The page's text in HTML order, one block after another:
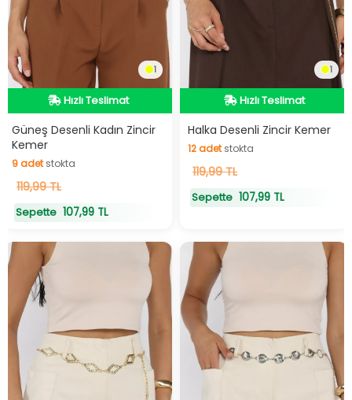
1
Hızlı Teslimat
Hızlı Teslimat
Güneş Desenli Kadın Zincir
Kemer
9adetstokta
9adetstokta
119,99 TL
Sepette 107,99 TL
1
Hızlı Teslimat
Hızlı Teslimat
Halka Desenli Zincir Kemer
12adetstokta
12adetstokta
119,99 TL
Sepette 107,99 TL